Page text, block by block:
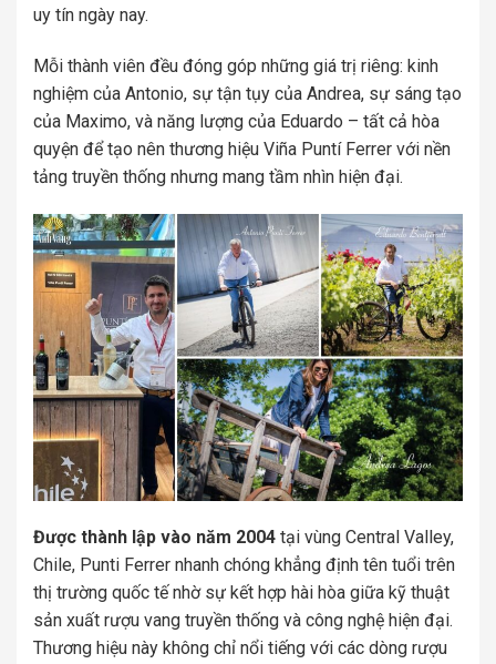
uy tín ngày nay.
Mỗi thành viên đều đóng góp những giá trị riêng: kinh
nghiệm của Antonio, sự tận tụy của Andrea, sự sáng tạo
của Maximo, và năng lượng của Eduardo – tất cả hòa
quyện để tạo nên thương hiệu Viña Puntí Ferrer với nền
tảng truyền thống nhưng mang tầm nhìn hiện đại.
Được thành lập vào năm 2004 tại vùng Central Valley,
Chile, Punti Ferrer nhanh chóng khẳng định tên tuổi trên
thị trường quốc tế nhờ sự kết hợp hài hòa giữa kỹ thuật
sản xuất rượu vang truyền thống và công nghệ hiện đại.
Thương hiệu này không chỉ nổi tiếng với các dòng rượu